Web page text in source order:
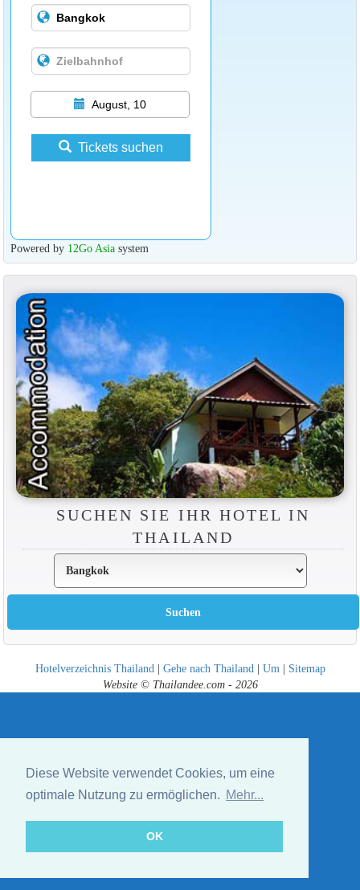
Diese Website verwendet Cookies, um eine
optimale Nutzung zu ermöglichen. Mehr...
OK
August, 10
Tickets suchen
Powered by 12Go Asiasystem
SUCHEN SIE IHR HOTEL IN
THAILAND
Hotelverzeichnis Thailand | Gehe nach Thailand | Um | Sitemap
Website © Thailandee.com - 2026